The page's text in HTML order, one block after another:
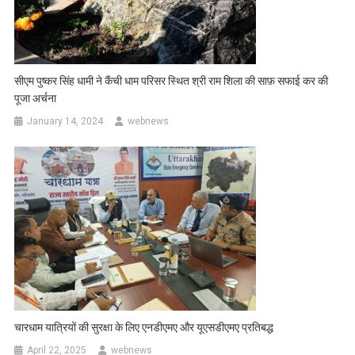
सीएम पुष्कर सिंह धामी ने कैंची धाम परिसर स्थित श्री राम शिला की साफ़ सफाई कर की
पूजा अर्चना
January 14, 2024 webnews
चारधाम यात्रियों की सुरक्षा के लिए एनडीएमए और यूएसडीएमए प्रतिबद्ध
April 22, 2025 webnews